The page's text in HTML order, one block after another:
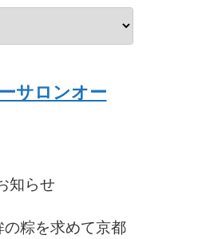
サロンオー
知らせ
粽を求めて京都